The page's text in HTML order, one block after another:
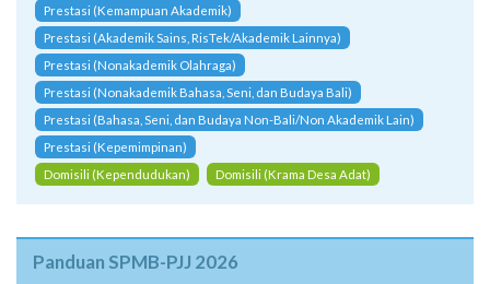
Prestasi (Kemampuan Akademik)
Prestasi (Akademik Sains, RisTek/Akademik Lainnya)
Prestasi (Nonakademik Olahraga)
Prestasi (Nonakademik Bahasa, Seni, dan Budaya Bali)
Prestasi (Bahasa, Seni, dan Budaya Non-Bali/Non Akademik Lain)
Prestasi (Kepemimpinan)
Domisili (Kependudukan)
Domisili (Krama Desa Adat)
Panduan SPMB-PJJ 2026